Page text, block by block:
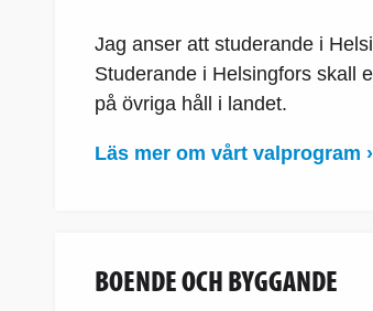
Jag anser att studerande i
Studerande i Helsingfors skall
på övriga håll i landet.
Läs mer om vårt valprogram ›
BOENDE OCH BYGGANDE